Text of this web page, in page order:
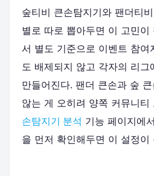
숲티비 큰손탐지기와 팬더티
별로 따로 뽑아두면 이 고민이
서 별도 기준으로 이벤트 참여
도 배제되지 않고 각자의 리그
만들어진다. 팬더 큰손과 숲
않는 게 오히려 양쪽 커뮤니티
손탐지기 분석 기능 페이지에
을 먼저 확인해두면 이 설정이